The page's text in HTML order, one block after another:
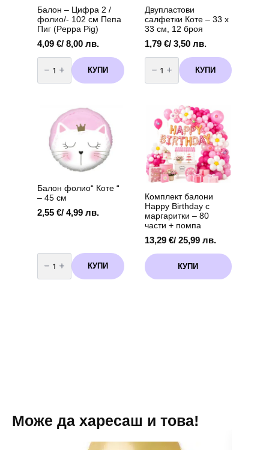
2
Балон – Цифра 2 /
фолио/- 102 см Пепа
Пиг (Peppa Pig)
4,09 €/ 8,00 лв.
количество
за
Балон
-
фолио/-
Пепа
Пиг
(Peppa
КУПИ
Двупластови
салфетки Коте – 33 х
33 см, 12 броя
1,79 €/ 3,50 лв.
количество
за
Двупластови
салфетки
см,
броя
КУПИ
Балон фолио“ Коте “
– 45 см
2,55 €/ 4,99 лв.
количество
за
Балон
фолио"
КУПИ
Комплект балони
Happy Birthday с
маргаритки – 80
части + помпа
13,29 €/ 25,99 лв.
КУПИ
Може да харесаш и това!